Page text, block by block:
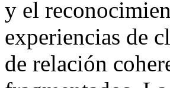
y el
experiencias de
de relación